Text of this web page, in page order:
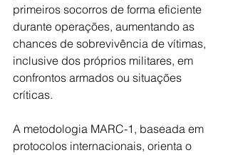
primeiros socorros de forma eficiente
durante operações, aumentando as
chances de sobrevivência de vítimas,
inclusive dos próprios militares, em
confrontos armados ou situações
críticas.
A metodologia MARC-1, baseada em
protocolos internacionais, orienta o